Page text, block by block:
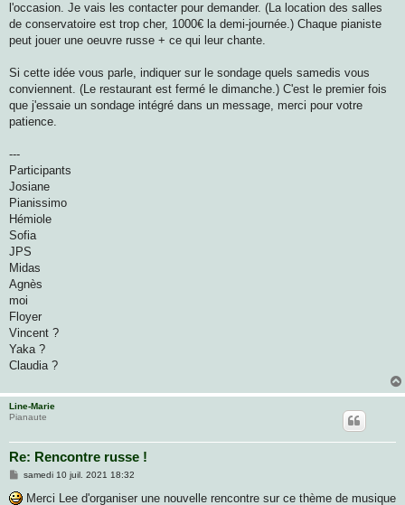
l'occasion. Je vais les contacter pour demander. (La location des salles
de conservatoire est trop cher, 1000€ la demi-journée.) Chaque pianiste
peut jouer une oeuvre russe + ce qui leur chante.
Si cette idée vous parle, indiquer sur le sondage quels samedis vous
conviennent. (Le restaurant est fermé le dimanche.) C'est le premier fois
que j'essaie un sondage intégré dans un message, merci pour votre
patience.
---
Participants
Josiane
Pianissimo
Hémiole
Sofia
JPS
Midas
Agnès
moi
Floyer
Vincent ?
Yaka ?
Claudia ?
Line-Marie
Pianaute
Re: Rencontre russe !
M
s
samedi 10 juil. 2021 18:32
Merci Lee d'organiser une nouvelle rencontre sur ce thème de musique